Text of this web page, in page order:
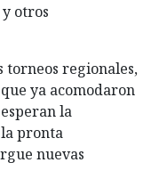
otros
torneos regionales,
ya acomodaron
la
pronta
nuevas